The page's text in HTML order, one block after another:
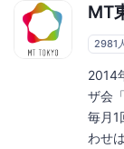
MT
2981人
2014
ザ会
毎月1
わせ